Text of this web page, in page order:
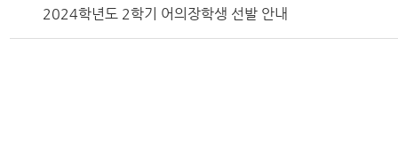
2024학년도 2학기 어의장학생 선발 안내